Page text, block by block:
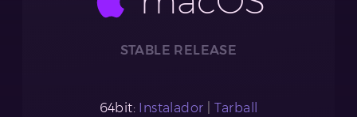
STABLE RELEASE
64bit: Instalador Tarball